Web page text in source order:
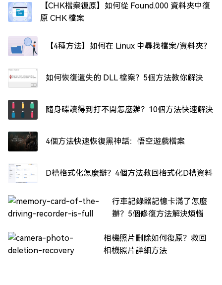
【CHK檔案復原】如何從 Found.000 資料夾中復
原 CHK 檔案
【4種方法】如何在 Linux 中尋找檔案/資料夾？
如何恢復遺失的 DLL 檔案？5個方法教你解決
隨身碟讀得到打不開怎麼辦？10個方法快速解決
4個方法快速恢復黑神話：悟空遊戲檔案
D槽格式化怎麼辦？4個方法救回格式化D槽資料
行車記錄器記憶卡滿了怎麼
辦？5個修復方法解決煩惱
相機照片刪除如何復原？救回
相機照片詳細方法